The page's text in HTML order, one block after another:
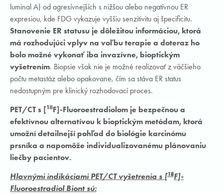
luminal A) od agresívnejších s nižšou alebo negatívnou ER
expresiou, kde FDG vykazuje vyššiu senzitivitu aj špecificitu.
Stanovenie ER statusu je dôležitou informáciou, ktorá
má rozhodujúci vplyv na voľbu terapie a doteraz ho
bolo možné vykonať iba invazívne, bioptickým
vyšetrením. Biopsie však nie je možné realizovať z väčšieho
počtu metastáz alebo opakovane, čím sa stáva ER status
nedostupným pre klinický rozhodovací proces.
PET/CT s [18F]-Fluoroestradiolom je bezpečnou a
efektívnou alternatívou k bioptickým metódam, ktorá
umožní detailnejší pohľad do biológie karcinómu
prsníka a napomôže individualizovanému plánovaniu
liečby pacientov.
Hlavnými indikáciami PET/CT vyšetrenia s [18F]-
Fluoroestradiol Biont sú: